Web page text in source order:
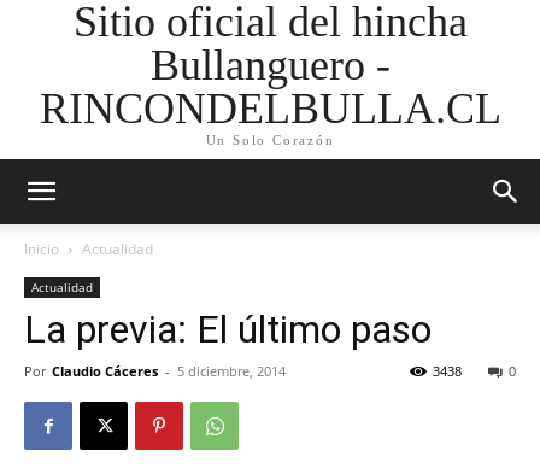
Sitio oficial del hincha
Bullanguero -
RINCONDELBULLA.CL
Un Solo Corazón
Inicio Actualidad
Actualidad
La previa: El último paso
Por Claudio Cáceres - 5 diciembre, 2014 0
3438